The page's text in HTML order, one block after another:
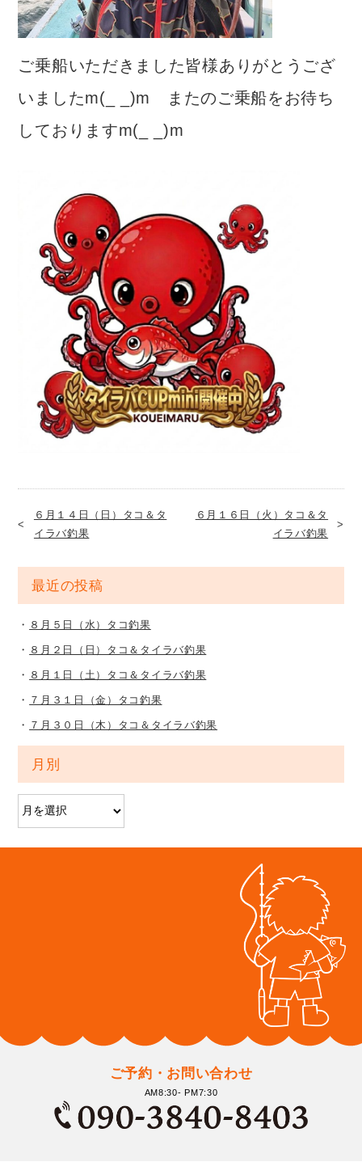
ご乗船いただきました皆様ありがとうござ
いましたm(_ _)m またのご乗船をお待ち
しておりますm(_ _)m
６月１４日（日）タコ＆タ
イラバ釣果
６月１６日（火）タコ＆タ
イラバ釣果
最近の投稿
８月５日（水）タコ釣果
８月２日（日）タコ＆タイラバ釣果
８月１日（土）タコ＆タイラバ釣果
７月３１日（金）タコ釣果
７月３０日（木）タコ＆タイラバ釣果
月別
ご予約・お問い合わせ
AM8:30- PM7:30